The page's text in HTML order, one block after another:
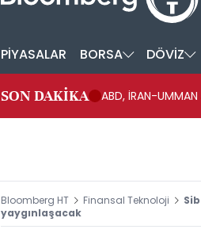
PİYASALAR BORSA DÖVİZ
SON DAKİKA ABD, İRAN-UMMAN
Bloomberg HT Finansal Teknoloji
yaygınlaşacak